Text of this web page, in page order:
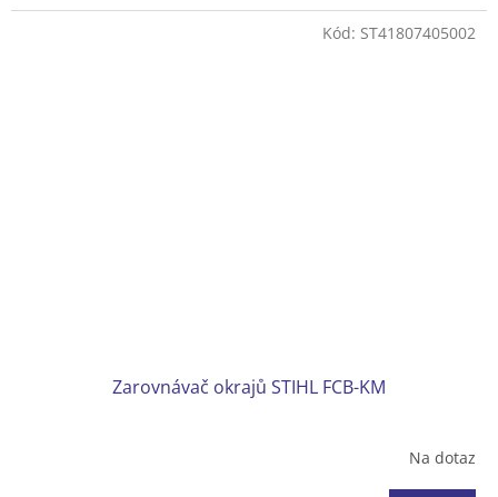
Zarovnávač okrajů STIHL FCB-KM
Na dotaz
Kód: ST41807405002